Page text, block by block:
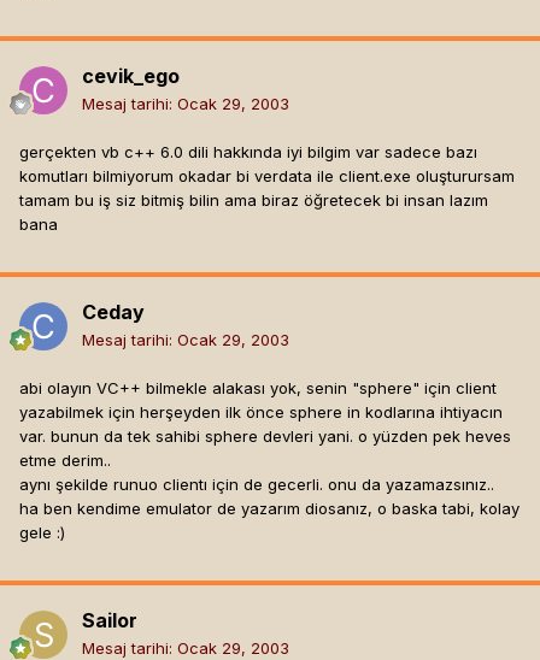
cevik_ego
Mesaj tarihi: Ocak 29, 2003
gerçekten vb c++ 6.0 dili hakkında iyi bilgim var sadece bazı
komutları bilmiyorum okadar bi verdata ile client.exe oluşturursam
tamam bu iş siz bitmiş bilin ama biraz öğretecek bi insan lazım
bana
Ceday
Mesaj tarihi: Ocak 29, 2003
abi olayın VC++ bilmekle alakası yok, senin "sphere" için client
yazabilmek için herşeyden ilk önce sphere in kodlarına ihtiyacın
var. bunun da tek sahibi sphere devleri yani. o yüzden pek heves
etme derim..
aynı şekilde runuo clientı için de gecerli. onu da yazamazsınız..
ha ben kendime emulator de yazarım diosanız, o baska tabi, kolay
gele :)
Sailor
Mesaj tarihi: Ocak 29, 2003